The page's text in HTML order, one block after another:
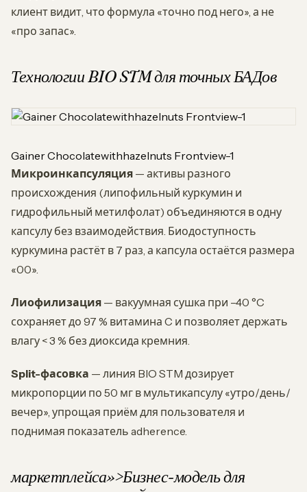
клиент видит, что формула «точно под него», а не
«про запас».
Технологии BIO STM для точных БАДов
Gainer Chocolatewithhazelnuts Frontview-1
Микроинкапсуляция — активы разного
происхождения (липофильный куркумин и
гидрофильный метилфолат) объединяются в одну
капсулу без взаимодействия. Биодоступность
куркумина растёт в 7 раз, а капсула остаётся размера
«00».
Лиофилизация — вакуумная сушка при –40 °C
сохраняет до 97 % витамина C и позволяет держать
влагу < 3 % без диоксида кремния.
Split-фасовка — линия BIO STM дозирует
микропорции по 50 мг в мультикапсулу «утро/день/
вечер», упрощая приём для пользователя и
поднимая показатель adherence.
маркетплейса»>Бизнес-модель для